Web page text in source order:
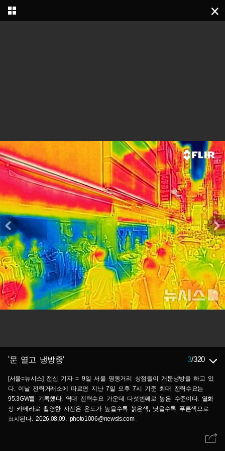
'문 열고 냉방중' 3/320
[서울=뉴시스] 전신 기자 = 9일 서울 명동거리 상점들이 개문냉방을 하고 있
다. 이날 전력거래소에 따르면 지난 7일 오후 7시 기준 최대 전력수요는
95.3GW를 기록했다. 역대 전력수요 가운데 다섯번째로 높은 수준이다. 열화
상 카메라로 촬영한 사진은 온도가 높을수록 붉은색, 낮을수록 푸른색으로
표시된다. 2026.08.09. photo1006@newsis.com